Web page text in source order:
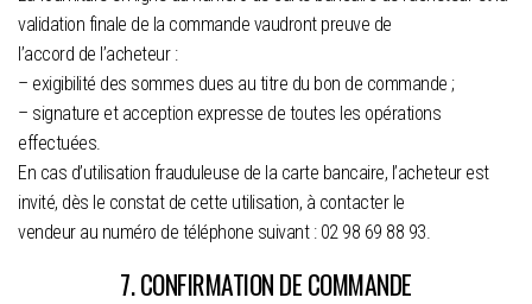
validation finale de la commande vaudront preuve de
l’accord de l’acheteur :
– exigibilité des sommes dues au titre du bon de commande ;
– signature et acception expresse de toutes les opérations
effectuées.
En cas d’utilisation frauduleuse de la carte bancaire, l’acheteur est
invité, dès le constat de cette utilisation, à contacter le
vendeur au numéro de téléphone suivant : 02 98 69 88 93.
7. CONFIRMATION DE COMMANDE